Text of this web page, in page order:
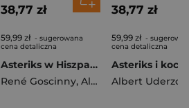
38,77 zł
59,99 zł - sugerowana
cena detaliczna
Asteriks w Hiszpanii. Asteriks. Tom 14
René Goscinny, Albert Uderzo
38,77 zł
59,99 zł -
cena detaliczna
Albert Uderzo